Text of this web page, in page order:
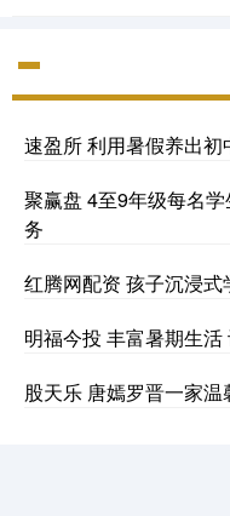
速盈所 利用暑假养出初
聚赢盘 4至9年级每名
务
红腾网配资 孩子沉浸
明福今投 丰富暑期生
股天乐 唐嫣罗晋一家